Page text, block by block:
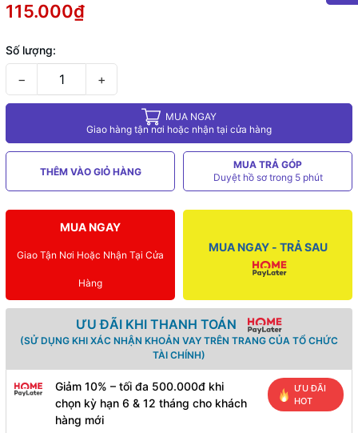
115.000₫
Số lượng:
− +
MUA NGAY
Giao hàng tận nơi hoặc nhận tại cửa hàng
THÊM VÀO GIỎ HÀNG
MUA TRẢ GÓP
Duyệt hồ sơ trong 5 phút
MUA NGAY
Giao Tận Nơi Hoặc Nhận Tại Cửa
Hàng
MUA NGAY - TRẢ SAU
ƯU ĐÃI KHI THANH TOÁN
(SỬ DỤNG KHI XÁC NHẬN KHOẢN VAY TRÊN TRANG CỦA TỔ CHỨC
TÀI CHÍNH)
Giảm 10% – tối đa 500.000đ khi
chọn kỳ hạn 6 & 12 tháng cho khách
hàng mới
ƯU ĐÃI
HOT